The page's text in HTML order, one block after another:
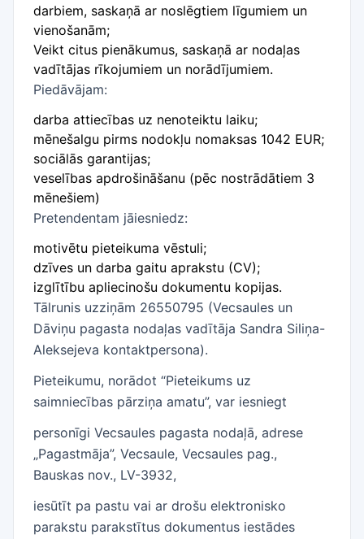
darbiem, saskaņā ar noslēgtiem līgumiem un
vienošanām;
Veikt citus pienākumus, saskaņā ar nodaļas
vadītājas rīkojumiem un norādījumiem.
Piedāvājam:
darba attiecības uz nenoteiktu laiku;
mēnešalgu pirms nodokļu nomaksas 1042 EUR;
sociālās garantijas;
veselības apdrošināšanu (pēc nostrādātiem 3
mēnešiem)
Pretendentam jāiesniedz:
motivētu pieteikuma vēstuli;
dzīves un darba gaitu aprakstu (CV);
izglītību apliecinošu dokumentu kopijas.
Tālrunis uzziņām 26550795 (Vecsaules un
Dāviņu pagasta nodaļas vadītāja Sandra Siliņa-
Aleksejeva kontaktpersona).
Pieteikumu, norādot “Pieteikums uz
saimniecības pārziņa amatu”, var iesniegt
personīgi Vecsaules pagasta nodaļā, adrese
„Pagastmāja”, Vecsaule, Vecsaules pag.,
Bauskas nov., LV-3932,
iesūtīt pa pastu vai ar drošu elektronisko
parakstu parakstītus dokumentus iestādes